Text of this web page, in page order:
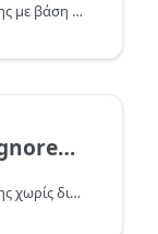
Επιστρέφει μια συνάρτηση σύγκρισης με βάση την καθορισμένη κουλτούρα και την ευαισθησία πεζών-κεφαλαίων.
Comparer.OrdinalIgnoreCase
Επιστρέφει μια συνάρτηση σύγκρισης χωρίς διάκριση πεζών-κεφαλαίων η οποία χρησιμοποιεί τακτικούς κανόνες για τη σύγκριση τιμών.